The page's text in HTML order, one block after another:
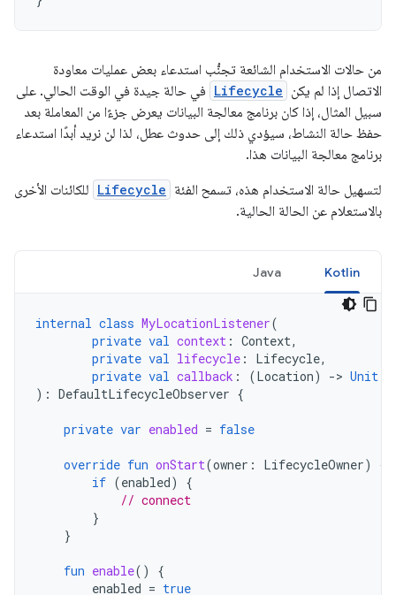
من حالات الاستخدام الشائعة تجنُّب استدعاء بعض عمليات معاودة
الاتصال إذا لم يكن Lifecycle في حالة جيدة في الوقت الحالي. على
سبيل المثال، إذا كان برنامج معالجة البيانات يعرض جزءًا من المعاملة بعد
حفظ حالة النشاط، سيؤدي ذلك إلى حدوث عطل، لذا لن نريد أبدًا استدعاء
برنامج معالجة البيانات هذا.
لتسهيل حالة الاستخدام هذه، تسمح الفئة Lifecycle للكائنات الأخرى
بالاستعلام عن الحالة الحالية.
Kotlin
Java
internal class MyLocationListener(
private val context : Context,
private val lifecycle : Lifecycle,
private val callback : (Location) -> Unit
): DefaultLifecycleObserver {
private var enabled = false
override fun onStart(owner : LifecycleOwner)
{
if (enabled)
{
// connect
}
}
fun enable()
{
enabled = true